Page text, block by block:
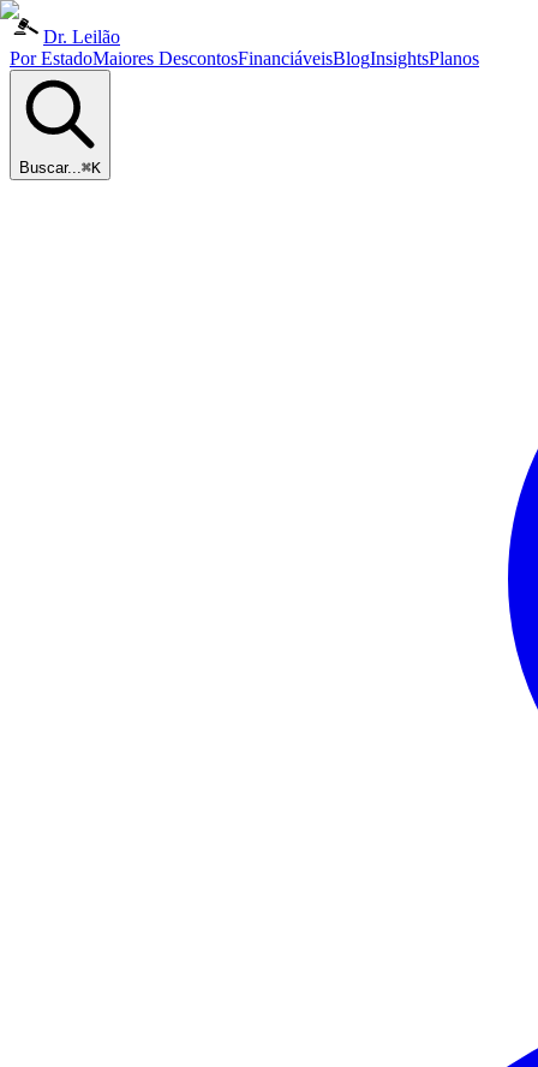
Dr. Leilão
Por EstadoMaiores DescontosFinanciáveisBlogInsightsPlanos
Buscar...⌘K